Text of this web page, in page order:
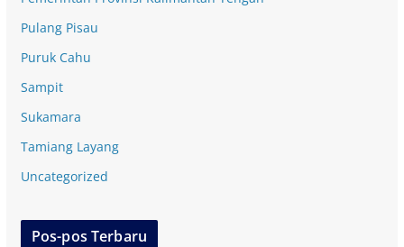
Pulang Pisau
Puruk Cahu
Sampit
Sukamara
Tamiang Layang
Uncategorized
Pos-pos Terbaru